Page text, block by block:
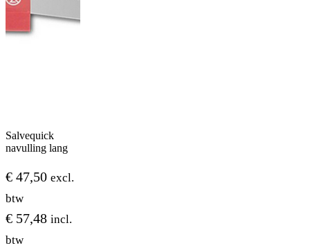
Salvequick
navulling lang
€ 47,50 excl.
btw
€ 57,48 incl.
btw